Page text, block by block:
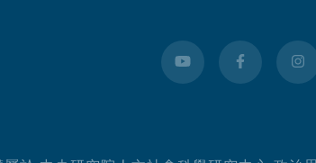
youtube facebook